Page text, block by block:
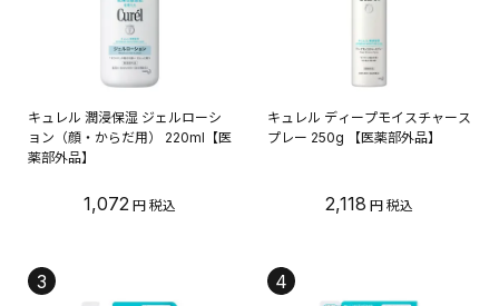
キュレル 潤浸保湿 ジェルローシ
ョン（顔・からだ用） 220ml【医
薬部外品】
1,072
キュレル ディープモイスチャース
プレー 250g 【医薬部外品】
2,118
3 4